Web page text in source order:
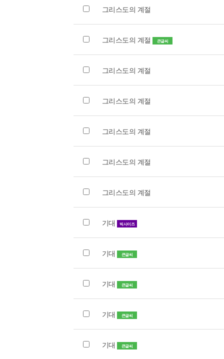
그리스도의 계절
그리스도의 계절 큰글씨
그리스도의 계절
그리스도의 계절
그리스도의 계절
그리스도의 계절
그리스도의 계절
기대 빅사이즈
기대 큰글씨
기대 큰글씨
기대 큰글씨
기대 큰글씨